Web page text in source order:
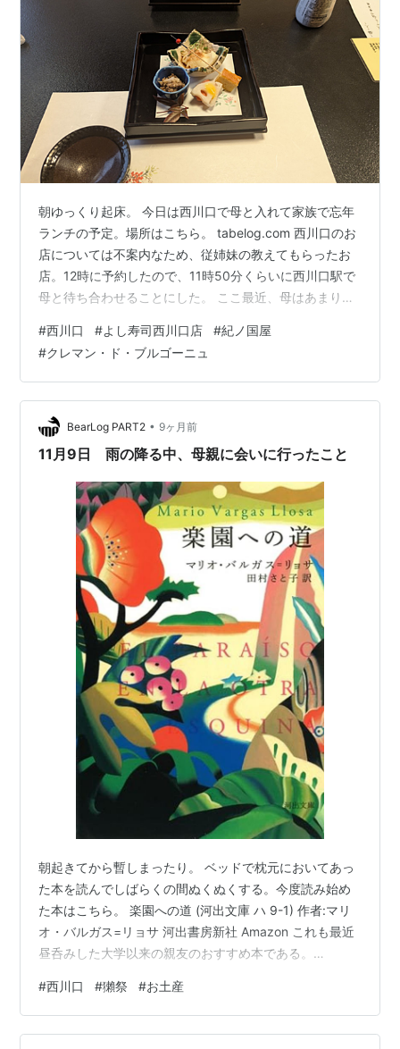
朝ゆっくり起床。 今日は西川口で母と入れて家族で忘年
ランチの予定。場所はこちら。 tabelog.com 西川口のお
店については不案内なため、従姉妹の教えてもらったお
店。12時に予約したので、11時50分くらいに西川口駅で
母と待ち合わせることにした。 ここ最近、母はあまり出
は心配ポイントなのだが、本人が大丈夫と言うので、西
川口駅待ち合わせにした、というかんじ。 例によって例
のごとく、娘がダラダラしていたことから、家を出る時
間が遅くなる。「少し急いでもらえるかなー」とお二人
にお願いして、少々急いでもらったところ、その気持が
天に届いたのか、井の頭線…
#西川口 #よし寿司西川口店 #紀ノ国屋
#クレマン・ド・ブルゴーニュ
BearLog PART2 • 9ヶ月前
11月9日 雨の降る中、母親に会いに行ったこと
朝起きてから暫しまったり。 ベッドで枕元においてあっ
た本を読んでしばらくの間ぬくぬくする。今度読み始め
た本はこちら。 楽園への道 (河出文庫 ハ 9-1) 作者:マリ
オ・バルガス=リョサ 河出書房新社 Amazon これも最近
昼呑みした大学以来の親友のおすすめ本である。
的な様相を呈していた中南米文学にあまり深入せずにこ
こまで生きてきてしまった。強いて言えばボルヘス（短
いものがおおいから）くらいではないだろうか。何事も
#西川口 #獺祭 #お土産